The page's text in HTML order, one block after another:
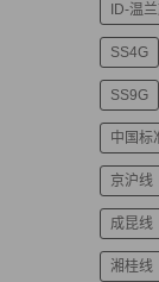
ID-温
SS4G
SS9G
中国标
京沪线
成昆线
湘桂线